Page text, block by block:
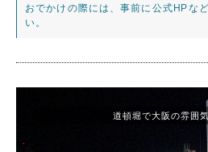
おでかけの際には、事前に公式HPな
い。
道頓堀で大阪の雰囲